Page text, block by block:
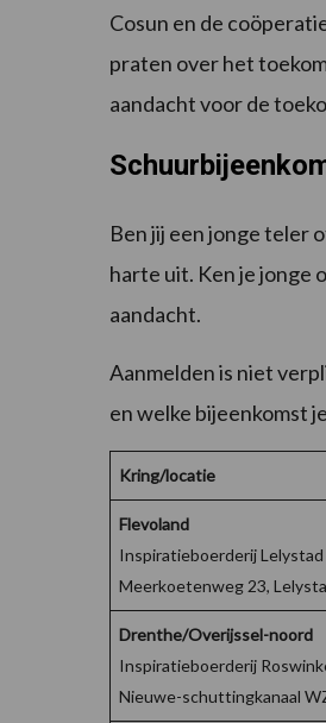
Cosun en de
praten over het
aandacht voor de
Ben jij een jonge teler
harte uit. Ken je jonge
aandacht.
Aanmelden is niet
en welke bijeenkomst
Kring/locatie
Flevoland
Inspiratieboerderij Lelystad
Meerkoetenweg 23,
Drenthe/Overijssel-noord
Inspiratieboerderij
Nieuwe-schuttingkanaal